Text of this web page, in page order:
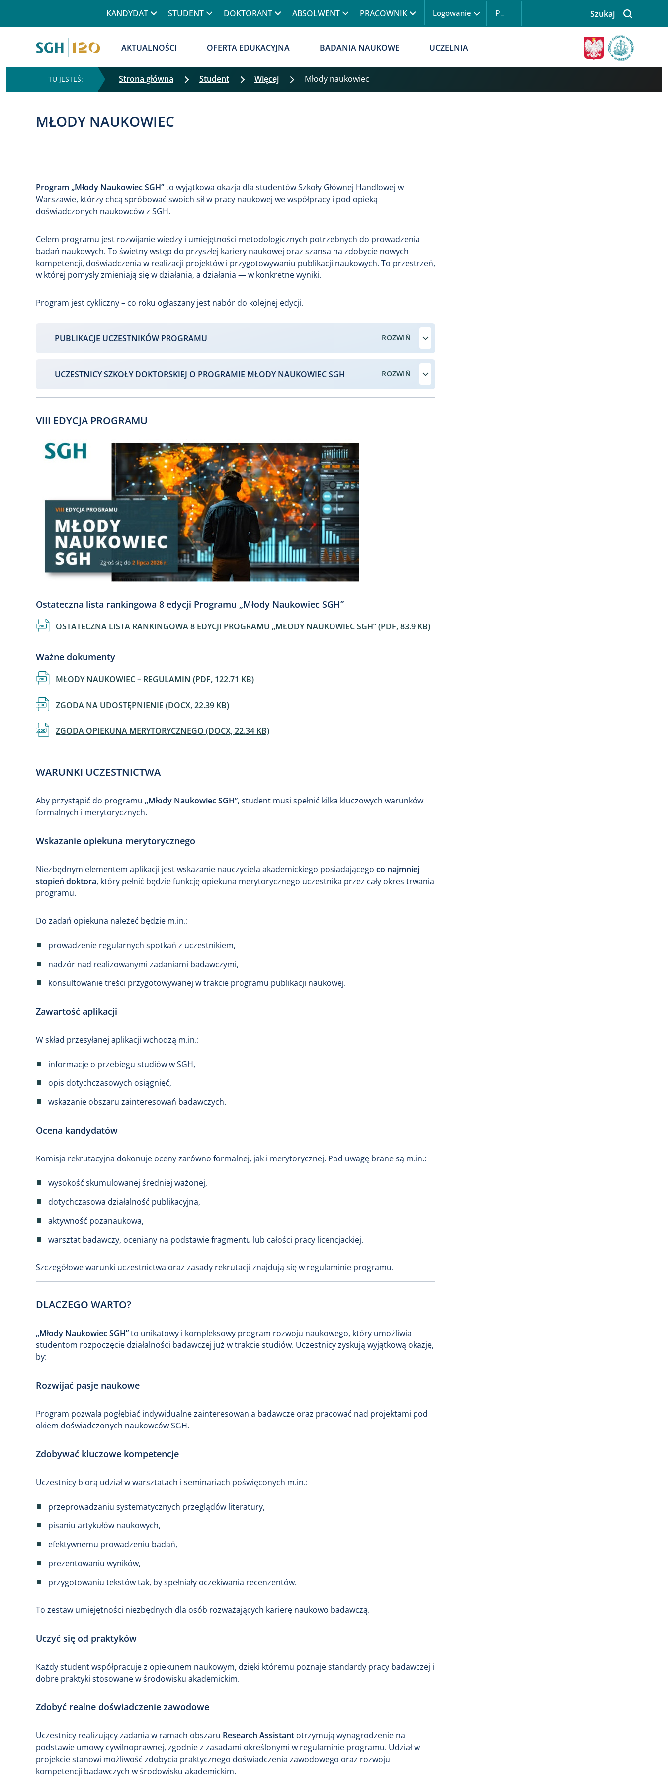
KANDYDAT STUDENT DOKTORANT ABSOLWENT PRACOWNIK Menu logowanie
Logowanie PL
Szukaj
AKTUALNOŚCI
OFERTA EDUKACYJNA BADANIA NAUKOWE UCZELNIA
Obraz
Strona główna Student Więcej Młody naukowiec
MŁODY NAUKOWIEC
Program „Młody Naukowiec SGH”to wyjątkowa okazja dla studentów Szkoły Głównej Handlowej w
Warszawie, którzy chcą spróbować swoich sił w pracy naukowej we współpracy i pod opieką
doświadczonych naukowców z SGH.
Celem programu jest rozwijanie wiedzy i umiejętności metodologicznych potrzebnych do prowadzenia
badań naukowych. To świetny wstęp do przyszłej kariery naukowej oraz szansa na zdobycie nowych
kompetencji, doświadczenia w realizacji projektów i przygotowywaniu publikacji naukowych. To przestrzeń,
w której pomysły zmieniają się w działania, a działania — w konkretne wyniki.
Program jest cykliczny – co roku ogłaszany jest nabór do kolejnej edycji.
PUBLIKACJE UCZESTNIKÓW PROGRAMU
UCZESTNICY SZKOŁY DOKTORSKIEJ O PROGRAMIE MŁODY NAUKOWIEC SGH
VIII EDYCJA PROGRAMU
Ostateczna lista rankingowa 8 edycji Programu „Młody Naukowiec SGH”
DokumentOSTATECZNA LISTA RANKINGOWA 8 EDYCJI PROGRAMU „MŁODY NAUKOWIEC SGH” (PDF, 83.9 KB)
Ważne dokumenty
DokumentMŁODY NAUKOWIEC – REGULAMIN (PDF, 122.71 KB)
DokumentZGODA NA UDOSTĘPNIENIE (DOCX, 22.39 KB)
DokumentZGODA OPIEKUNA MERYTORYCZNEGO (DOCX, 22.34 KB)
WARUNKI UCZESTNICTWA
Aby przystąpić do programu „Młody Naukowiec SGH”, student musi spełnić kilka kluczowych warunków
formalnych i merytorycznych.
Wskazanie opiekuna merytorycznego
Niezbędnym elementem aplikacji jest wskazanie nauczyciela akademickiego posiadającego co najmniej
stopień doktora, który pełnić będzie funkcję opiekuna merytorycznego uczestnika przez cały okres trwania
programu.
Do zadań opiekuna należeć będzie m.in.:
prowadzenie regularnych spotkań z uczestnikiem,
nadzór nad realizowanymi zadaniami badawczymi,
konsultowanie treści przygotowywanej w trakcie programu publikacji naukowej.
Zawartość aplikacji
W skład przesyłanej aplikacji wchodzą m.in.:
informacje o przebiegu studiów w SGH,
opis dotychczasowych osiągnięć,
wskazanie obszaru zainteresowań badawczych.
Ocena kandydatów
Komisja rekrutacyjna dokonuje oceny zarówno formalnej, jak i merytorycznej. Pod uwagę brane są m.in.:
wysokość skumulowanej średniej ważonej,
dotychczasowa działalność publikacyjna,
aktywność pozanaukowa,
warsztat badawczy, oceniany na podstawie fragmentu lub całości pracy licencjackiej.
Szczegółowe warunki uczestnictwa oraz zasady rekrutacji znajdują się w regulaminie programu.
DLACZEGO WARTO?
„Młody Naukowiec SGH”to unikatowy i kompleksowy program rozwoju naukowego, który umożliwia
studentom rozpoczęcie działalności badawczej już w trakcie studiów. Uczestnicy zyskują wyjątkową okazję,
by:
Rozwijać pasje naukowe
Program pozwala pogłębiać indywidualne zainteresowania badawcze oraz pracować nad projektami pod
okiem doświadczonych naukowców SGH.
Zdobywać kluczowe kompetencje
Uczestnicy biorą udział w warsztatach i seminariach poświęconych m.in.:
przeprowadzaniu systematycznych przeglądów literatury,
pisaniu artykułów naukowych,
efektywnemu prowadzeniu badań,
prezentowaniu wyników,
przygotowaniu tekstów tak, by spełniały oczekiwania recenzentów.
To zestaw umiejętności niezbędnych dla osób rozważających karierę naukowo badawczą.
Uczyć się od praktyków
Każdy student współpracuje z opiekunem naukowym, dzięki któremu poznaje standardy pracy badawczej i
dobre praktyki stosowane w środowisku akademickim.
Zdobyć realne doświadczenie zawodowe
Uczestnicy realizujący zadania w ramach obszaru Research Assistant otrzymują wynagrodzenie na
podstawie umowy cywilnoprawnej, zgodnie z zasadami określonymi w regulaminie programu. Udział w
projekcie stanowi możliwość zdobycia praktycznego doświadczenia zawodowego oraz rozwoju
kompetencji badawczych w środowisku akademickim.